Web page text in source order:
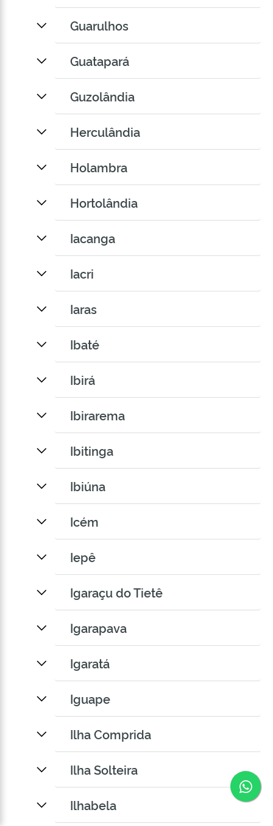
Guarulhos
Guatapará
Guzolândia
Herculândia
Holambra
Hortolândia
Iacanga
Iacri
Iaras
Ibaté
Ibirá
Ibirarema
Ibitinga
Ibiúna
Icém
Iepê
Igaraçu do Tietê
Igarapava
Igaratá
Iguape
Ilha Comprida
Ilha Solteira
Ilhabela